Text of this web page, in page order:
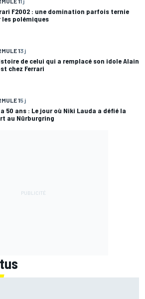
F2002 : une domination parfois ternie
les polémiques
13 j
de celui qui a remplacé son idole Alain
chez Ferrari
15 j
50 ans : Le jour où Niki Lauda a défié la
au Nürburgring